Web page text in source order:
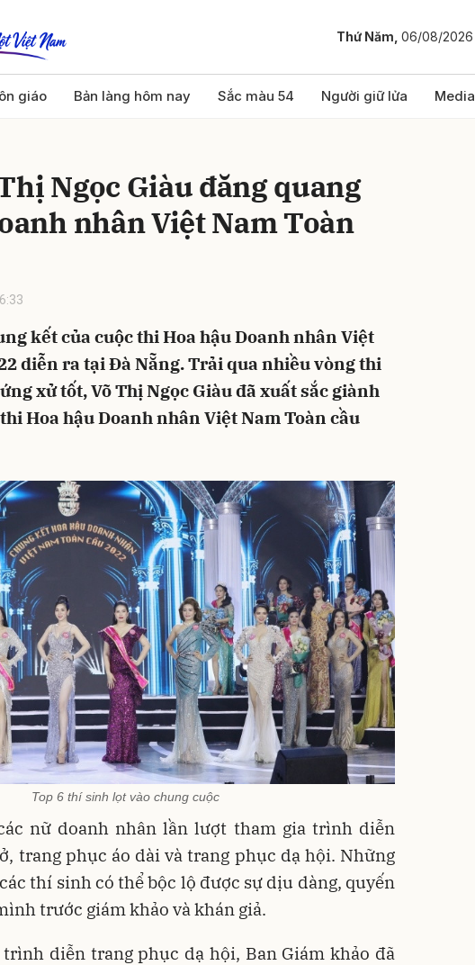
Thứ Năm, 06/08/2026
giáo Bản làng hôm nay Sắc màu 54 Người giữ lửa Media
Ngọc Giàu đăng quang
nhân Việt Nam Toàn
kết của cuộc thi Hoa hậu Doanh nhân Việt
diễn ra tại Đà Nẵng. Trải qua nhiều vòng thi
xử tốt, Võ Thị Ngọc Giàu đã xuất sắc giành
Hoa hậu Doanh nhân Việt Nam Toàn cầu
Top 6 thí sinh lọt vào chung cuộc
nữ doanh nhân lần lượt tham gia trình diễn
trang phục áo dài và trang phục dạ hội. Những
thí sinh có thể bộc lộ được sự dịu dàng, quyến
trước giám khảo và khán giả.
diễn trang phục dạ hội, Ban Giám khảo đã
Gửi bình luận